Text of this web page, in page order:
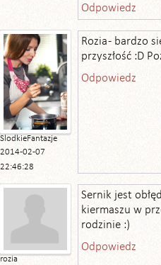
Odpowiedz
SlodkieFantazje
2014-02-07
22:46:28
Rozia - bardzo
przyszłość :D
Odpowiedz
rozia
Sernik jest
kiermaszu w
rodzinie :)
Odpowiedz